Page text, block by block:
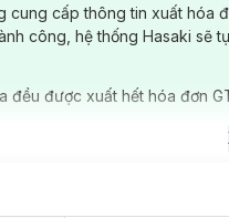
cung cấp thông tin xuất hóa
công, hệ thống Hasaki sẽ
đều được xuất hết hóa đơn